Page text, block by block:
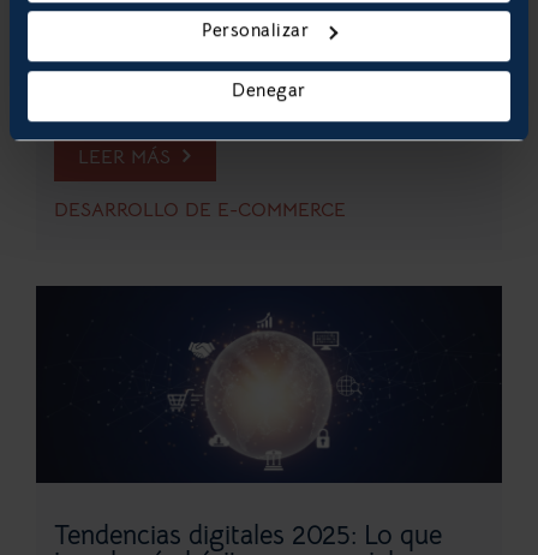
Personalizar
Denegar
una simple tarjeta de visita online, cuando en
realidad debería ser su herramienta de ventas más
potente. Si tu web recibe visitas pero no genera
LEER MÁS
DESARROLLO DE E-COMMERCE
Tendencias digitales 2025: Lo que